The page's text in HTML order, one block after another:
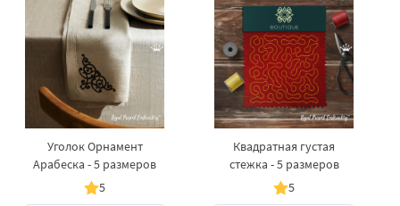
Уголок Орнамент
Арабеска - 5 размеров
5
Квадратная густая
стежка - 5 размеров
5